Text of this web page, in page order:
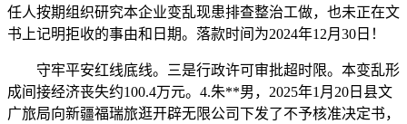
任人按期组织研究本企业变乱现患排查整治工做，也未正在文
书上记明拒收的事由和日期。落款时间为2024年12月30日！
守牢平安红线底线。三是行政许可审批超时限。本变乱形
成间接经济丧失约100.4万元。4.朱**男，2025年1月20日县文
广旅局向新疆福瑞旅逛开辟无限公司下发了不予核准决定书，